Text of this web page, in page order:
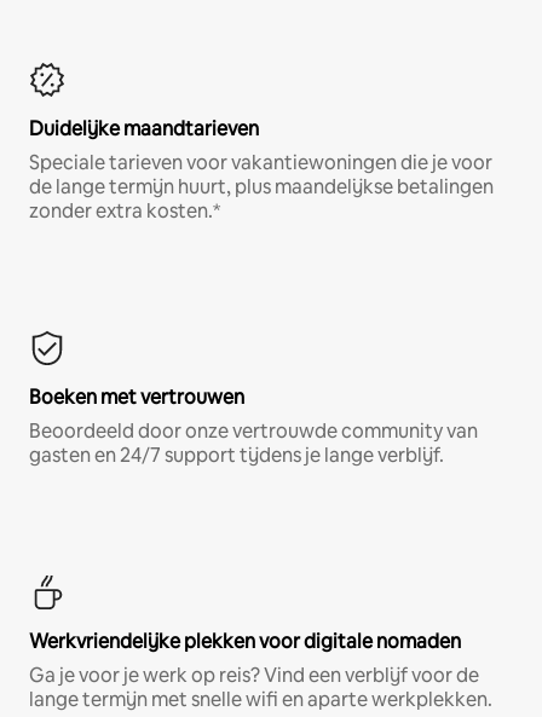
Duidelijke maandtarieven
Speciale tarieven voor vakantiewoningen die je voor
de lange termijn huurt, plus maandelijkse betalingen
zonder extra kosten.*
Boeken met vertrouwen
Beoordeeld door onze vertrouwde community van
gasten en 24/7 support tijdens je lange verblijf.
Werkvriendelijke plekken voor digitale nomaden
Ga je voor je werk op reis? Vind een verblijf voor de
lange termijn met snelle wifi en aparte werkplekken.